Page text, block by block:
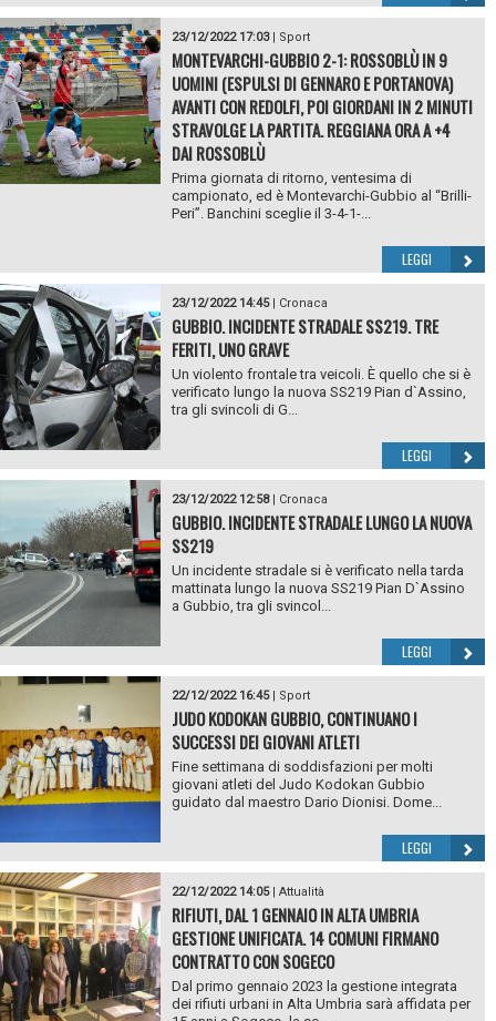
23/12/2022 17:03| Sport
MONTEVARCHI-GUBBIO 2-1: ROSSOBLÙ IN 9
UOMINI (ESPULSI DI GENNARO E PORTANOVA)
AVANTI CON REDOLFI, POI GIORDANI IN 2 MINUTI
STRAVOLGE LA PARTITA. REGGIANA ORA A +4
DAI ROSSOBLÙ
Prima giornata di ritorno, ventesima di
campionato, ed è Montevarchi-Gubbio al “Brilli-
Peri”. Banchini sceglie il 3-4-1-...
LEGGI
23/12/2022 14:45| Cronaca
GUBBIO. INCIDENTE STRADALE SS219. TRE
FERITI, UNO GRAVE
Un violento frontale tra veicoli. È quello che si è
verificato lungo la nuova SS219 Pian d`Assino,
tra gli svincoli di G...
LEGGI
23/12/2022 12:58| Cronaca
GUBBIO. INCIDENTE STRADALE LUNGO LA NUOVA
SS219
Un incidente stradale si è verificato nella tarda
mattinata lungo la nuova SS219 Pian D`Assino
a Gubbio, tra gli svincol...
LEGGI
22/12/2022 16:45| Sport
JUDO KODOKAN GUBBIO, CONTINUANO I
SUCCESSI DEI GIOVANI ATLETI
Fine settimana di soddisfazioni per molti
giovani atleti del Judo Kodokan Gubbio
guidato dal maestro Dario Dionisi. Dome...
LEGGI
22/12/2022 14:05| Attualità
RIFIUTI, DAL 1 GENNAIO IN ALTA UMBRIA
GESTIONE UNIFICATA. 14 COMUNI FIRMANO
CONTRATTO CON SOGECO
Dal primo gennaio 2023 la gestione integrata
dei rifiuti urbani in Alta Umbria sarà affidata per